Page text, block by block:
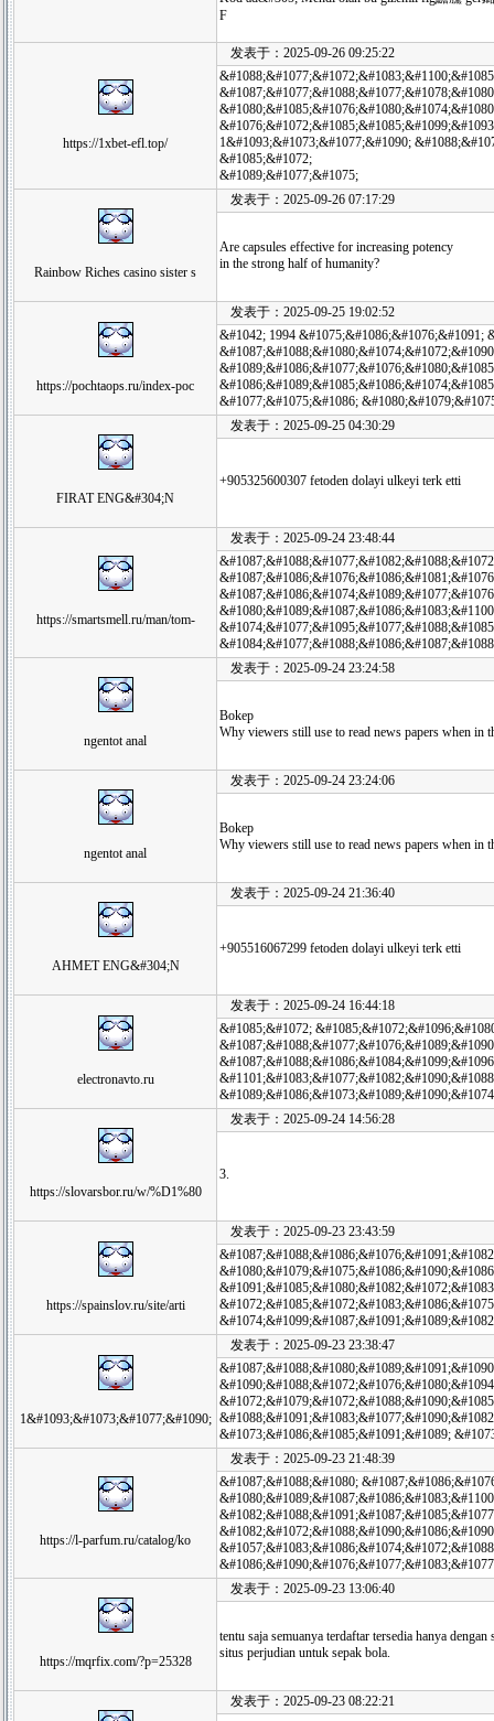
F
https://1xbet-efl.top/
发表于：2025-09-26 09:25:22
1&#1093;&#1073;&#1077;&#1090;
&#1085;&#1072;
&#1089;&#1077;&#1075;
Rainbow Riches casino sister s
发表于：2025-09-26 07:17:29
Are capsules effective for increasing potency
in the strong half of humanity?
https://pochtaops.ru/index-poc
发表于：2025-09-25 19:02:52
&#1042; 1994 &#1075;&#1086;&#1076;&#1091;
&#1077;&#1075;&#1086;
FIRAT ENG&#304;N
发表于：2025-09-25 04:30:29
+905325600307 fetoden dolayi ulkeyi terk etti
https://smartsmell.ru/man/tom-
发表于：2025-09-24 23:48:44
ngentot anal
发表于：2025-09-24 23:24:58
Bokep
Why viewers still use to read news papers when in
ngentot anal
发表于：2025-09-24 23:24:06
Bokep
Why viewers still use to read news papers when in
AHMET ENG&#304;N
发表于：2025-09-24 21:36:40
+905516067299 fetoden dolayi ulkeyi terk etti
electronavto.ru
发表于：2025-09-24 16:44:18
&#1085;&#1072;
https://slovarsbor.ru/w/%D1%80
发表于：2025-09-24 14:56:28
3.
https://spainslov.ru/site/arti
发表于：2025-09-23 23:43:59
1&#1093;&#1073;&#1077;&#1090;
发表于：2025-09-23 23:38:47
&#1073;&#1086;&#1085;&#1091;&#1089;
https://l-parfum.ru/catalog/ko
发表于：2025-09-23 21:48:39
&#1087;&#1088;&#1080;
https://mqrfix.com/?p=25328
发表于：2025-09-23 13:06:40
tentu saja semuanya terdaftar tersedia hanya
situs perjudian untuk sepak bola.
发表于：2025-09-23 08:22:21